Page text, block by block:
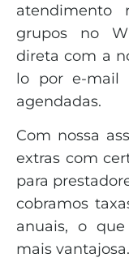
atendimento
grupos no
direta com a
lo por e-mail
agendadas.
Com nossa
extras com
para
cobramos
anuais, o
mais vantajosa.